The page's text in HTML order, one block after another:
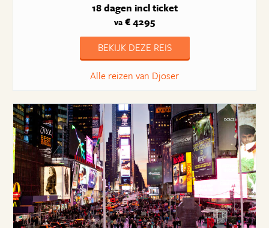
18 dagen incl ticket
va € 4295
BEKIJK DEZE REIS
Alle reizen van Djoser